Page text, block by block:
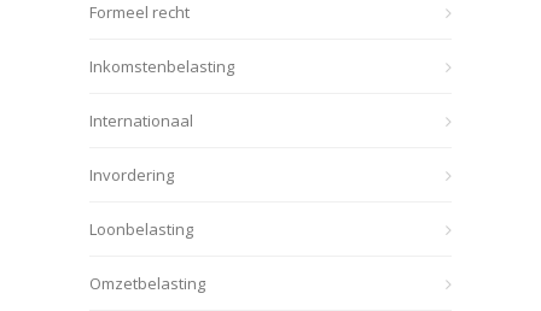
Formeel recht
Inkomstenbelasting
Internationaal
Invordering
Loonbelasting
Omzetbelasting